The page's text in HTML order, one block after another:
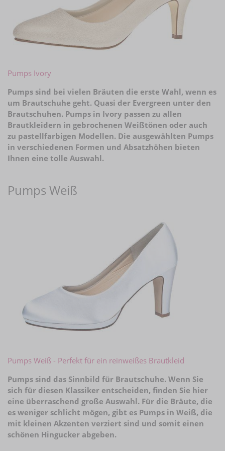
Pumps Ivory
Pumps sind bei vielen Bräuten die erste Wahl, wenn es
um Brautschuhe geht. Quasi der Evergreen unter den
Brautschuhen. Pumps in Ivory passen zu allen
Brautkleidern in gebrochenen Weißtönen oder auch
zu pastellfarbigen Modellen. Die ausgewählten Pumps
in verschiedenen Formen und Absatzhöhen bieten
Ihnen eine tolle Auswahl.
Pumps Weiß
Pumps Weiß - Perfekt für ein reinweißes Brautkleid
Pumps sind das Sinnbild für Brautschuhe. Wenn Sie
sich für diesen Klassiker entscheiden, finden Sie hier
eine überraschend große Auswahl. Für die Bräute, die
es weniger schlicht mögen, gibt es Pumps in Weiß, die
mit kleinen Akzenten verziert sind und somit einen
schönen Hingucker abgeben.